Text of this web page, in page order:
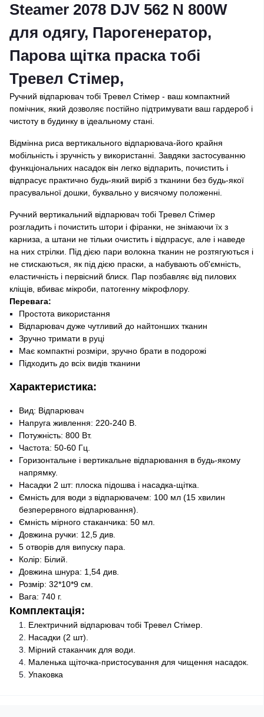
Steamer 2078 DJV 562 N 800W
для одягу, Парогенератор,
Парова щітка праска тобі
Тревел Стімер,
Ручний відпарювач тобі Тревел Стімер - ваш компактний
помічник, який дозволяє постійно підтримувати ваш гардероб і
чистоту в будинку в ідеальному стані.
Відмінна риса вертикального відпарювача-його крайня
мобільність і зручність у використанні. Завдяки застосуванню
функціональних насадок він легко відпарить, почистить і
відпрасує практично будь-який виріб з тканини без будь-якої
прасувальної дошки, буквально у висячому положенні.
Ручний вертикальний відпарювач тобі Тревел Стімер
розгладить і почистить штори і фіранки, не знімаючи їх з
карниза, а штани не тільки очистить і відпрасує, але і наведе
на них стрілки. Під дією пари волокна тканин не розтягуються і
не стискаються, як під дією праски, а набувають об'ємність,
еластичність і первісний блиск. Пар позбавляє від пилових
кліщів, вбиває мікроби, патогенну мікрофлору.
Перевага:
Простота використання
Відпарювач дуже чутливий до найтонших тканин
Зручно тримати в руці
Має компактні розміри, зручно брати в подорожі
Підходить до всіх видів тканини
Характеристика:
Вид: Відпарювач
Напруга живлення: 220-240 В.
Потужність: 800 Вт.
Частота: 50-60 Гц.
Горизонтальне і вертикальне відпарювання в будь-якому
напрямку.
Насадки 2 шт: плоска підошва і насадка-щітка.
Ємність для води з відпарювачем: 100 мл (15 хвилин
безперервного відпарювання).
Ємність мірного стаканчика: 50 мл.
Довжина ручки: 12,5 див.
5 отворів для випуску пара.
Колір: Білий.
Довжина шнура: 1,54 див.
Розмір: 32*10*9 см.
Вага: 740 г.
Комплектація:
Електричний відпарювач тобі Тревел Стімер.
Насадки (2 шт).
Мірний стаканчик для води.
Маленька щіточка-пристосування для чищення насадок.
Упаковка